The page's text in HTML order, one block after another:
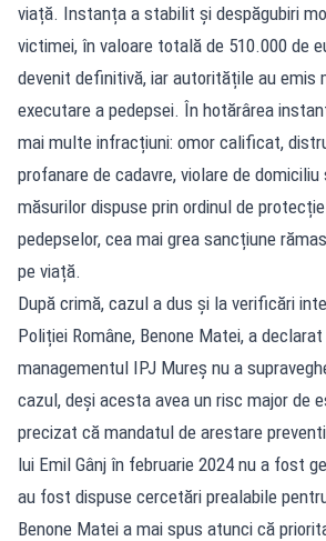
viață. Instanța a stabilit și despăgubiri
victimei, în valoare totală de 510.000 de
devenit definitivă, iar autoritățile au emis
executare a pedepsei. În hotărârea
mai multe infracțiuni: omor calificat,
profanare de cadavre, violare de
măsurilor dispuse prin ordinul de
pedepselor, cea mai grea sancțiune
pe viață.
După crimă, cazul a dus și la verificări
Poliției Române, Benone Matei, a
managementul IPJ Mureș nu a
cazul, deși acesta avea un risc major de
precizat că mandatul de arestare
lui Emil Gânj în februarie 2024 nu a fost
au fost dispuse cercetări prealabile
Benone Matei a mai spus atunci că